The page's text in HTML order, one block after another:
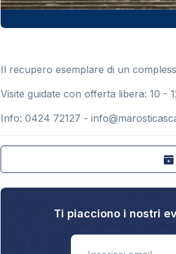
Il recupero esemplare di un
Visite guidate con offerta libera: 10 -
Info: 0424 72127 -
Ti piacciono i nostri